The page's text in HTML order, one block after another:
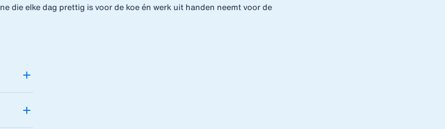
die elke dag prettig is voor de koe én werk uit handen neemt voor de